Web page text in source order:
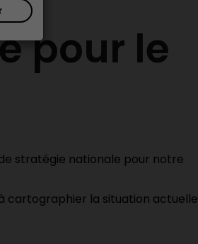
pour le
stratégie nationale pour notre
cartographier la situation actuelle